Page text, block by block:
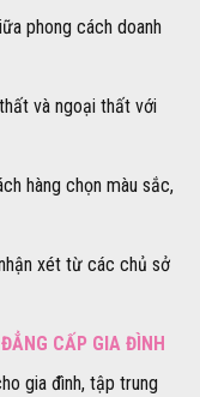
phong cách doanh
và ngoại thất với
hàng chọn màu sắc,
xét từ các chủ sở
CẤP GIA ĐÌNH
gia đình, tập trung